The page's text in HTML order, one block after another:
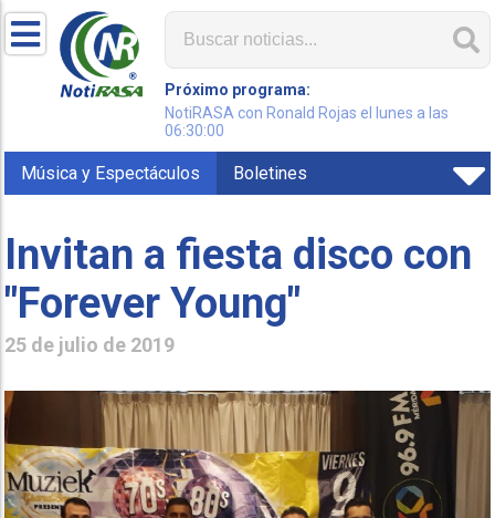
Próximo programa:
NotiRASA con Ronald Rojas el lunes a las
06:30:00
Música y Espectáculos Boletines
Invitan a fiesta disco con
"Forever Young"
25 de julio de 2019